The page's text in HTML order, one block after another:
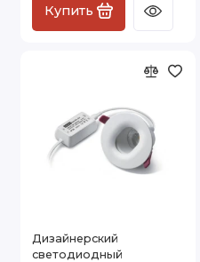
Купить
Дизайнерский
светодиодный